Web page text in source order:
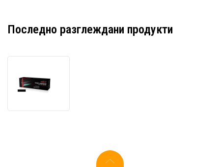
Последно разглеждани продукти
за